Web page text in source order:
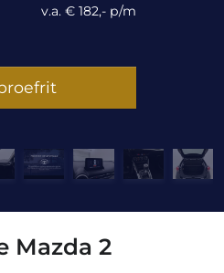
v.a. € 182,- p/m
Mazda 2